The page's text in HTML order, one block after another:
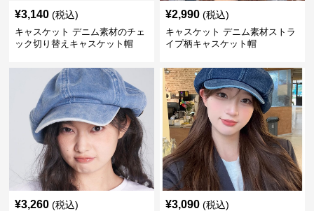
¥3,140 (税込)
キャスケット デニム素材のチェ
ック切り替えキャスケット帽
¥2,990 (税込)
キャスケット デニム素材ストラ
イプ柄キャスケット帽
¥3,260 (税込) ¥3,090 (税込)